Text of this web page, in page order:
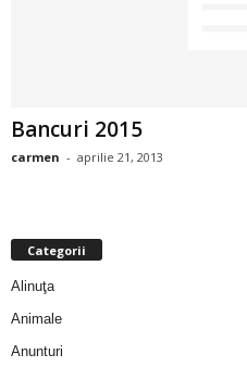
Bancuri 2015
carmen - aprilie 21, 2013
Categorii
Alinuţa
Animale
Anunturi